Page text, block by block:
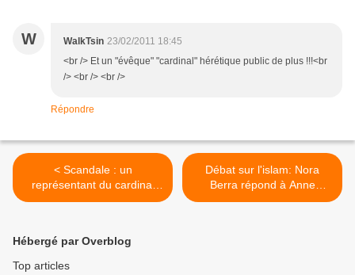
W WalkTsin 23/02/2011 18:45
<br /> Et un "évêque" "cardinal" hérétique public de plus !!!<br
/> <br /> <br />
Répondre
< Scandale : un
représentant du cardinal
Barbarin à l’inauguration
Débat sur l'islam: Nora
Berra répond à Anne
Sinclair... par une question
Hébergé par Overblog
Top articles